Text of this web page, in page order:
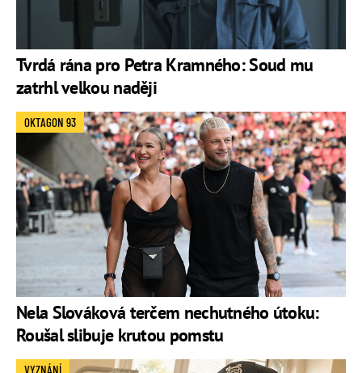
Tvrdá rána pro Petra Kramného: Soud mu
zatrhl velkou naději
Nela Slováková terčem nechutného útoku:
Roušal slibuje krutou pomstu
OKTAGON 93
VYZNÁNÍ